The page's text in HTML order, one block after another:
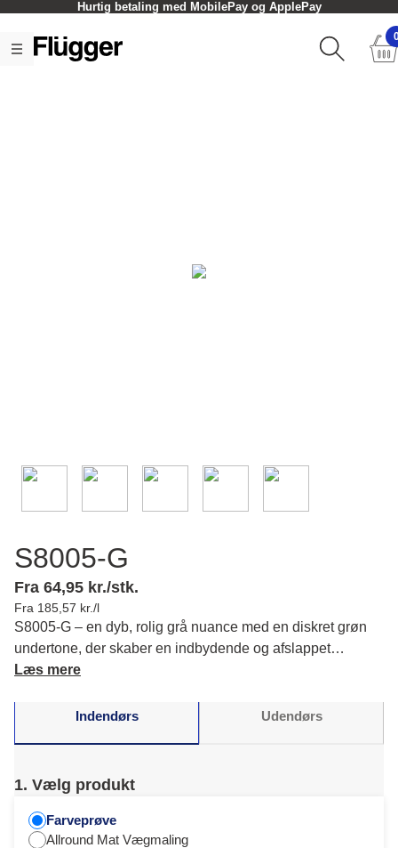
Hurtig betaling med MobilePay og ApplePay
S8005-G
Fra 64,95 kr./stk.
Fra 185,57 kr./l
S8005-G – en dyb, rolig grå nuance med en diskret grøn
undertone, der skaber en indbydende og afslappet
stemning i dit rum. Læs mere om farvens karakter og
Læs mere
Indendørs Udendørs
1. Vælg produkt
Farveprøve
Allround Mat Vægmaling